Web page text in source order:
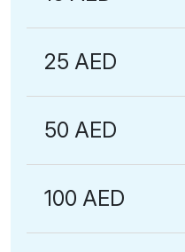
25 AED
50 AED
100 AED